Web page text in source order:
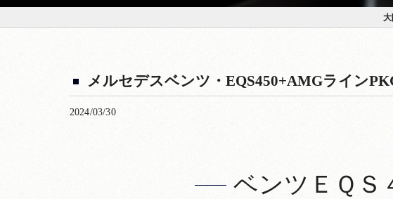
メルセデスベンツ・EQS450+AMGライン
2024/03/30
ベンツＥＱＳ